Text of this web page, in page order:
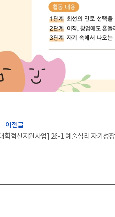
이전글
학혁신지원사업] 26-1 예술심리 자기성